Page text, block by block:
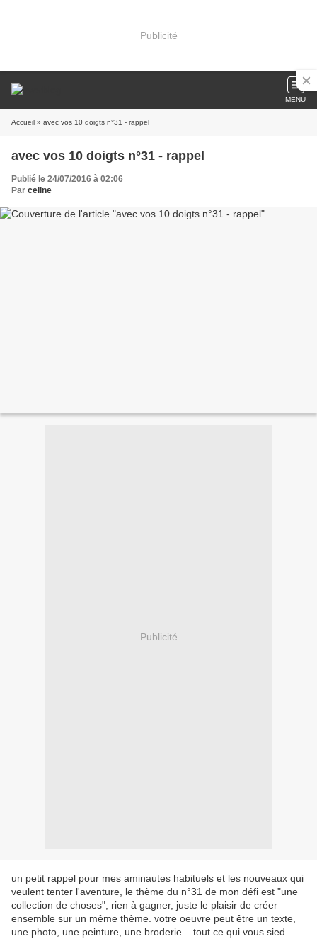
Publicité
MENU
Accueil » avec vos 10 doigts n°31 - rappel
avec vos 10 doigts n°31 - rappel
Publié le 24/07/2016 à 02:06
Par celine
Publicité
un petit rappel pour mes aminautes habituels et les nouveaux qui
veulent tenter l'aventure, le thème du n°31 de mon défi est "une
collection de choses", rien à gagner, juste le plaisir de créer
ensemble sur un même thème. votre oeuvre peut être un texte,
une photo, une peinture, une broderie....tout ce qui vous sied.